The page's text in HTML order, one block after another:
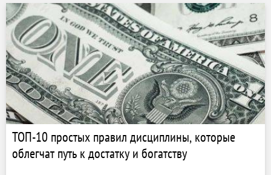
ТОП-10 простых правил дисциплины, которые
облегчат путь к достатку и богатству